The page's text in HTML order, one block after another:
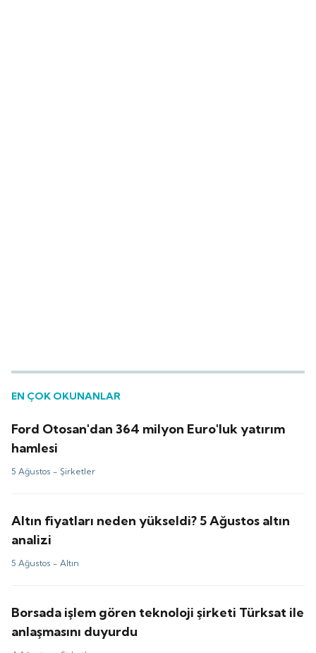
EN ÇOK OKUNANLAR
Ford Otosan'dan 364 milyon Euro'luk yatırım
hamlesi
5 Ağustos - Şirketler
Altın fiyatları neden yükseldi? 5 Ağustos altın
analizi
5 Ağustos -Altın
Borsada işlem gören teknoloji şirketi Türksat ile
anlaşmasını duyurdu